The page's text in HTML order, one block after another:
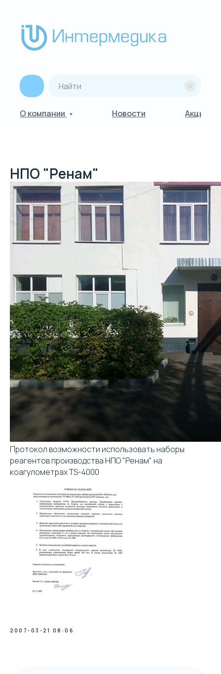
О компании Новости Акции
НПО "Ренам"
Протокол возможности использовать наборы
реагентов производства НПО "Ренам" на
коагулометрах TS-4000
2007-03-21 08:06
Клиентская поддержка:
+7 (495) 232-02-13
info@intermedica.ru